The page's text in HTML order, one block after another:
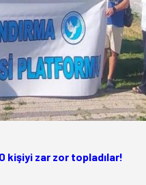
kişiyi zar zor topladılar!